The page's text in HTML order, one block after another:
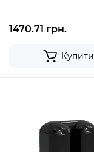
1470.71 грн.
Купити